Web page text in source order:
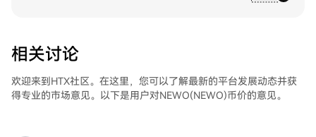
相关讨论
欢迎来到HTX社区。在这里，您可以了解最新的平台发展动态并获
得专业的市场意见。以下是用户对NEWO(NEWO)币价的意见。